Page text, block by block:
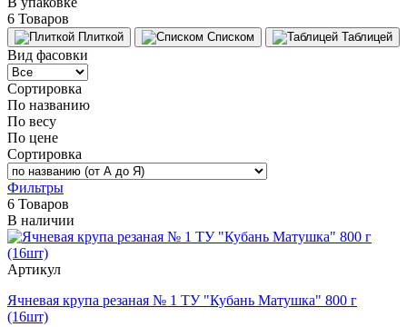
6 Товаров
Плиткой Списком Таблицей
Вид фасовки
Сортировка
По названию
По весу
По цене
Сортировка
Фильтры
6 Товаров
В наличии
Артикул
Ячневая крупа резаная № 1 ТУ "Кубань Матушка" 800 г
(16шт)